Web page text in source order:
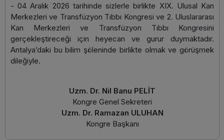
- 04 Aralık 2026 tarihinde sizlerle birlikte XIX. Ulusal Kan
Merkezleri ve Transfüzyon Tıbbı Kongresi ve 2. Uluslararası
Kan Merkezleri ve Transfüzyon Tıbbı Kongresini
gerçekleştireceği için heyecan ve gurur duymaktadır.
Antalya’daki bu bilim şöleninde birlikte olmak ve görüşmek
dileğiyle.
Uzm. Dr. Nil Banu PELİT
Kongre Genel Sekreteri
Uzm. Dr. Ramazan ULUHAN
Kongre Başkanı